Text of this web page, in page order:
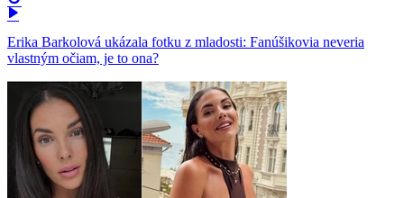
Erika Barkolová ukázala fotku z mladosti: Fanúšikovia neveria
vlastným očiam, je to ona?